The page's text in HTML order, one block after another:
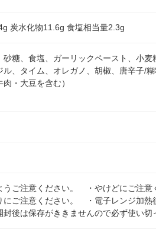
炭水化物11.6g 食塩相当量2.3g
糖、食塩、ガーリックペースト、小麦
、タイム、オレガノ、胡椒、唐辛子/糊
・大豆を含む）
うご注意ください。 ・やけどにご注
ご注意ください。 ・電子レンジ加熱
後は保存がききませんので必ず使い切